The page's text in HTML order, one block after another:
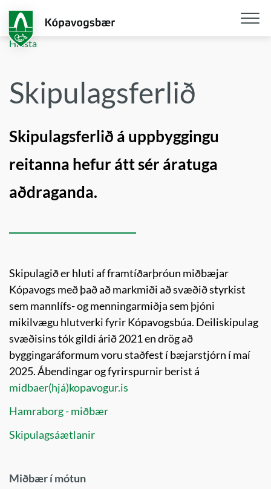
aðalefni
Hlusta
Skipulagsferlið
Skipulagsferlið á uppbyggingu
reitanna hefur átt sér áratuga
aðdraganda.
Skipulagið er hluti af framtíðarþróun miðbæjar
Kópavogs með það að markmiði að svæðið styrkist
sem mannlífs- og menningarmiðja sem þjóni
mikilvægu hlutverki fyrir Kópavogsbúa. Deiliskipulag
svæðisins tók gildi árið 2021 en drög að
byggingaráformum voru staðfest í bæjarstjórn í maí
2025. Ábendingar og fyrirspurnir berist á
midbaer(hjá)kopavogur.is
Hamraborg - miðbær
Skipulagsáætlanir
Miðbær í mótun
Opna